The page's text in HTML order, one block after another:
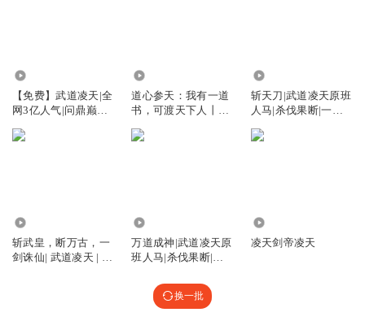
【免费】武道凌天|全
网3亿人气|问鼎巅峰
道心参天：我有一道
书，可渡天下人丨刺
斩天刀|武道凌天原班
人马|杀伐果断|一路
斩武皇，断万古，一
剑诛仙| 武道凌天 | 会
万道成神|武道凌天原
班人马|杀伐果断|一
凌天剑帝凌天
换一批